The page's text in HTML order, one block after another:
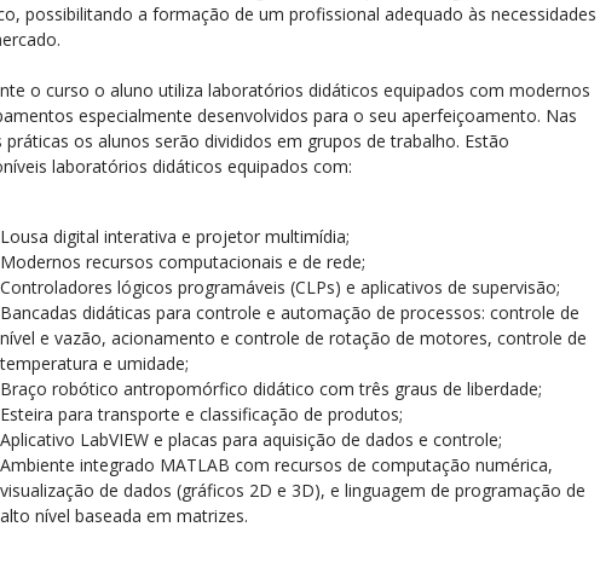
possibilitando a formação de um profissional adequado às necessidades
o curso o aluno utiliza laboratórios didáticos equipados com modernos
especialmente desenvolvidos para o seu aperfeiçoamento. Nas
práticas os alunos serão divididos em grupos de trabalho. Estão
laboratórios didáticos equipados com:
Lousa digital interativa e projetor multimídia;
Modernos recursos computacionais e de rede;
Controladores lógicos programáveis (CLPs) e aplicativos de supervisão;
Bancadas didáticas para controle e automação de processos: controle de
nível e vazão, acionamento e controle de rotação de motores, controle de
temperatura e umidade;
Braço robótico antropomórfico didático com três graus de liberdade;
Esteira para transporte e classificação de produtos;
Aplicativo LabVIEW e placas para aquisição de dados e controle;
Ambiente integrado MATLAB com recursos de computação numérica,
visualização de dados (gráficos 2D e 3D), e linguagem de programação de
alto nível baseada em matrizes.